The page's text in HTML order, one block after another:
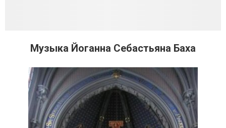
Музыка Йоганна Себастьяна Баха